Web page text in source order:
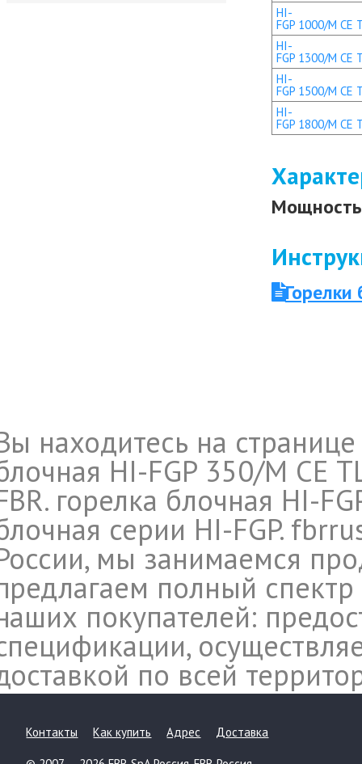
HI-
FGP 1000/M CE
HI-
FGP 1300/M CE
HI-
FGP 1500/M CE
HI-
FGP 1800/M CE
Мощность
Горелки
находитесь на
HI-FGP 350/M CE
горелка блочная HI-
серии HI-FGP.
мы занимаемся
полный
покупателей:
по всей
Контакты Как купить Адрес Доставка